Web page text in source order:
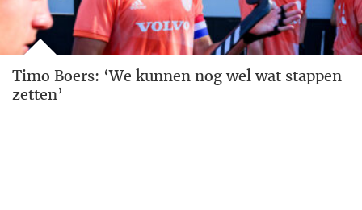
Timo Boers: ‘We kunnen nog wel wat stappen
zetten’